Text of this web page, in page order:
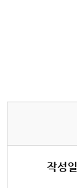
작성일